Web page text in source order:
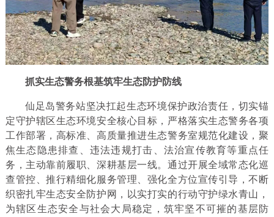
抓实生态警务根基筑牢生态防护防线
仙足岛警务站坚决扛起生态环境保护政治责任，切实锚
定守护辖区生态环境安全核心目标，严格落实生态警务各项
工作部署，高标准、高质量推进生态警务室规范化建设，聚
焦生态隐患排查、违法违规打击、法治宣传教育等重点任
务，主动靠前履职、深耕基层一线。通过开展全域常态化巡
查管控、推行精细化服务管理、强化全方位宣传引导，不断
织密扎牢生态安全防护网，以实打实的行动守护绿水青山，
为辖区生态安全与社会大局稳定，筑牢坚不可摧的基层防